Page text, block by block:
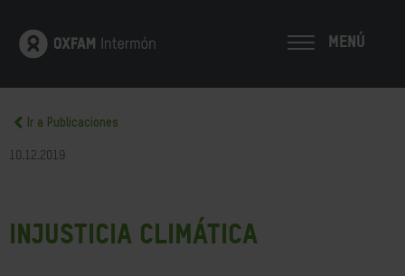
MENÚ
Ir a Publicaciones
10.12.2019
Injusticia climática